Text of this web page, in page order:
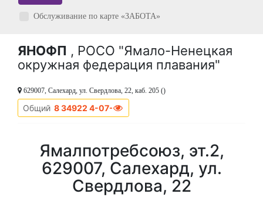
Обслуживание по карте «ЗАБОТА»
ЯНОФП , РОСО "Ямало-Ненецкая
окружная федерация плавания"
629007, Салехард, ул. Свердлова, 22, каб. 205 ()
Общий 8 34922 4-07-96
Ямалпотребсоюз, эт.2,
629007, Салехард, ул.
Свердлова, 22